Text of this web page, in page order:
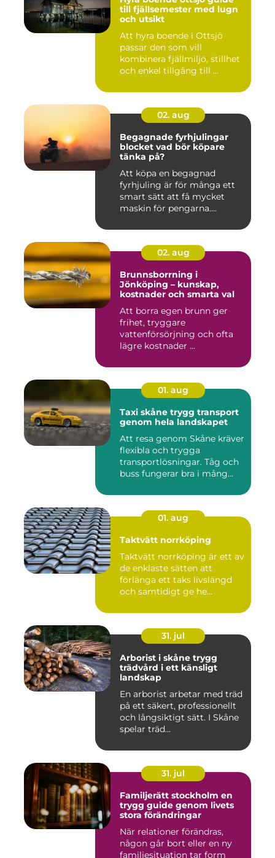
till fjällsemester med lugn
och utsikt
Att hyra boende i Ottsjö
passar den som vill
kombinera fjällmiljö, stillhet
och enkel tillgång till ...
02. aug
Begagnade fyrhjulingar
blocket vad bör köpare
tänka på?
Att köpa en begagnad
fyrhjuling är för många ett
smart sätt att få mycket
maskin för pengarna.
02. aug
Brunnsborrning i
Jönköping – kunskap,
kostnader och smarta val
Att borra egen brunn ger
frihet, tryggare
vattenförsörjning och ofta
lägre kostnader ...
01. aug
Taxi skåne trygg transport
genom hela landskapet
Att resa genom Skåne kräver
flexibla och trygga
transportlösningar. Tåg och
buss fungerar bra i mång...
01. aug
Taktvätt norrköping
Taktvätt norrköping är ett av
de enklaste sätten att
förlänga ett taks livslängd
och samtidigt ge he...
31. jul
Arborist i skåne trygg
trädvård i ett känsligt
landskap
En arborist arbetar med träd
på ett säkert, professionellt
och långsiktigt sätt. I Skåne
spelar träd...
31. jul
Familjerätt stockholm en
trygg guide genom livets
stora förändringar
När relationer förändras,
någon går bort eller en ny
familjesituation tar form